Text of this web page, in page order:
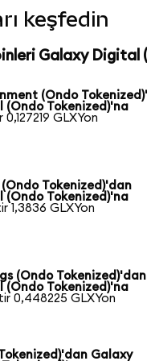
keşfedin
Galaxy Digital
(Ondo
(Ondo Tokenized)'na
GLXYon
Tokenized)'dan
(Ondo Tokenized)'na
1,3836 GLXYon
(Ondo Tokenized)'dan
(Ondo Tokenized)'na
0,448225 GLXYon
Galaxy